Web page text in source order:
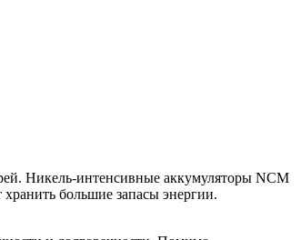
Никель-интенсивные аккумуляторы NCM
большие запасы энергии.